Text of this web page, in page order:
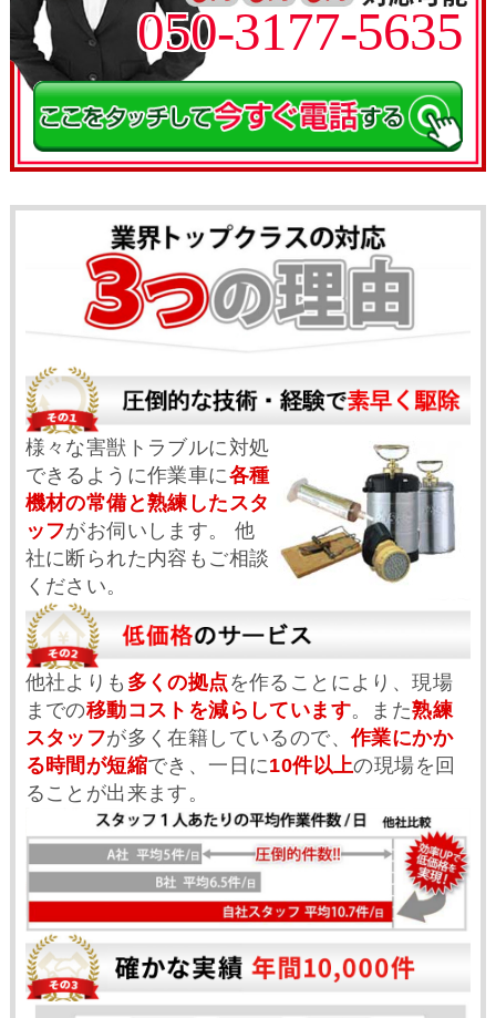
050-3177-5635
様々な害獣トラブルに対処
できるように作業車に各種
機材の常備と熟練したスタ
ッフがお伺いします。 他
社に断られた内容もご相談
ください。
他社よりも 多くの拠点 を作ることにより、現場
までの移動コストを減らしています。また熟練
スタッフが多く在籍しているので、作業にかか
る時間が短縮でき、一日に10件以上の現場を回
ることが出来ます。